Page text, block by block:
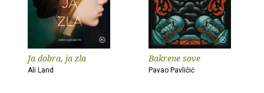
Ja dobra, ja zla
Ali Land
Bakrene sove
Pavao Pavličić